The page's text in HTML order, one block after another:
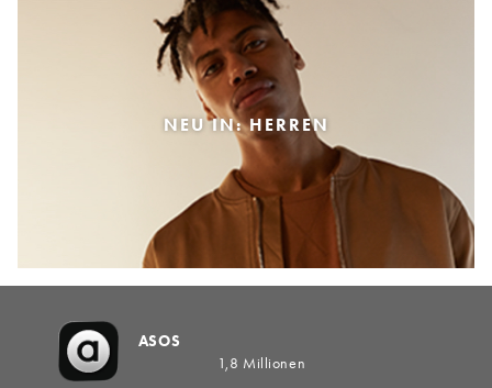
NEU IN: HERREN
ASOS
1,8 Millionen